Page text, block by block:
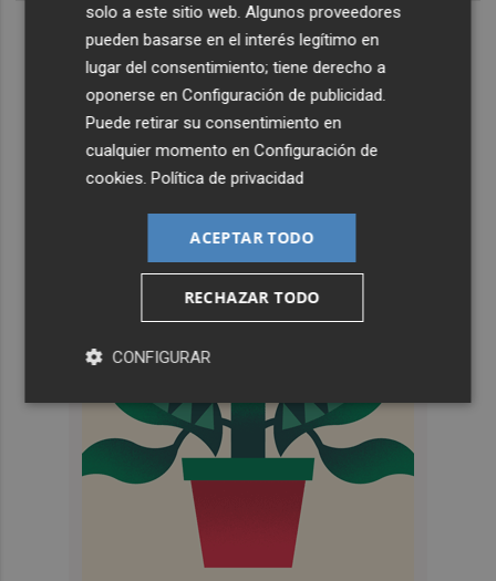
solo a este sitio web. Algunos proveedores
pueden basarse en el interés legítimo en
lugar del consentimiento; tiene derecho a
oponerse enConfiguración de publicidad
Puede retirar su consentimiento en
cualquier momento enConfiguración de
cookies .Política de privacidad
ACEPTAR TODO
RECHAZAR TODO
CONFIGURAR